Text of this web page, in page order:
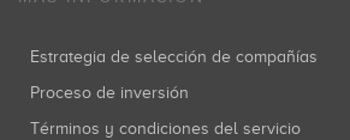
Estrategia de selección de compañías
Proceso de inversión
Términos y condiciones del servicio